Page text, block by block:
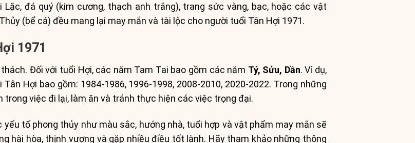
đá quý (kim cương, thạch anh trắng), trang sức vàng, bạc, hoặc các vật
(bể cá) đều mang lại may mắn và tài lộc cho người tuổi Tân Hợi 1971.
1971
Đối với tuổi Hợi, các năm Tam Tai bao gồm các năm Tý, Sửu, Dần. Ví dụ,
Hợi bao gồm: 1984-1986, 1996-1998, 2008-2010, 2020-2022. Trong những
trong việc đi lại, làm ăn và tránh thực hiện các việc trọng đại.
tố phong thủy như màu sắc, hướng nhà, tuổi hợp và vật phẩm may mắn sẽ
hài hòa, thịnh vượng và gặp nhiều điều tốt lành. Hãy tham khảo những thông